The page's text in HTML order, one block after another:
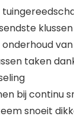
klussen
taken
bij continu
snoeit